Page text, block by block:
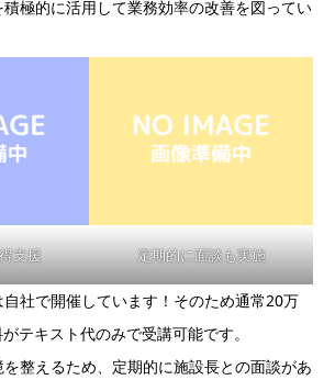
極的に活用して業務効率の改善を図ってい
支援 定期的に面談も実施
社で開催しています！そのため通常20万
テキスト代のみで受講可能です。
整えるため、定期的に施設長との面談があ